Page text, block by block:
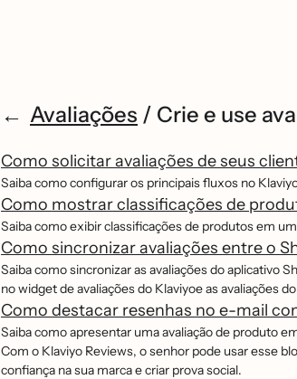
Avaliações / Crie e use
Como solicitar avaliações de seus
Saiba como configurar os principais fluxos no
Como mostrar classificações de
Saiba como exibir classificações de produtos em
Como sincronizar avaliações entre o
Saiba como sincronizar as avaliações do aplicativo
no widget de avaliações do Klaviyoe as avaliações
Como destacar resenhas no e-mail
Saiba como apresentar uma avaliação de produto
Com o Klaviyo Reviews, o senhor pode usar esse
confiança na sua marca e criar prova social.